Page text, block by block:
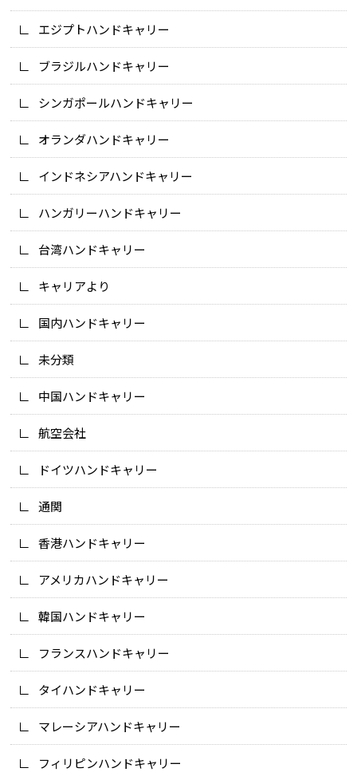
エジプトハンドキャリー
ブラジルハンドキャリー
シンガポールハンドキャリー
オランダハンドキャリー
インドネシアハンドキャリー
ハンガリーハンドキャリー
台湾ハンドキャリー
キャリアより
国内ハンドキャリー
未分類
中国ハンドキャリー
航空会社
ドイツハンドキャリー
通関
香港ハンドキャリー
アメリカハンドキャリー
韓国ハンドキャリー
フランスハンドキャリー
タイハンドキャリー
マレーシアハンドキャリー
フィリピンハンドキャリー